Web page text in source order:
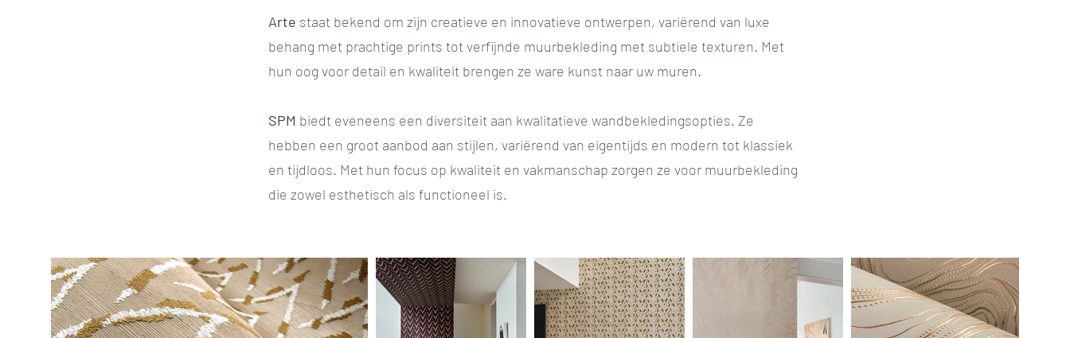
Arte staat bekend om zijn creatieve en innovatieve ontwerpen, variërend van luxe
behang met prachtige prints tot verfijnde muurbekleding met subtiele texturen. Met
hun oog voor detail en kwaliteit brengen ze ware kunst naar uw muren.
SPM biedt eveneens een diversiteit aan kwalitatieve wandbekledingsopties. Ze
hebben een groot aanbod aan stijlen, variërend van eigentijds en modern tot klassiek
en tijdloos. Met hun focus op kwaliteit en vakmanschap zorgen ze voor muurbekleding
die zowel esthetisch als functioneel is.